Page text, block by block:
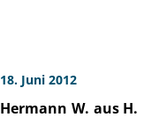
Vielen Dank und
18. Juni 2012
Hermann W. aus H.